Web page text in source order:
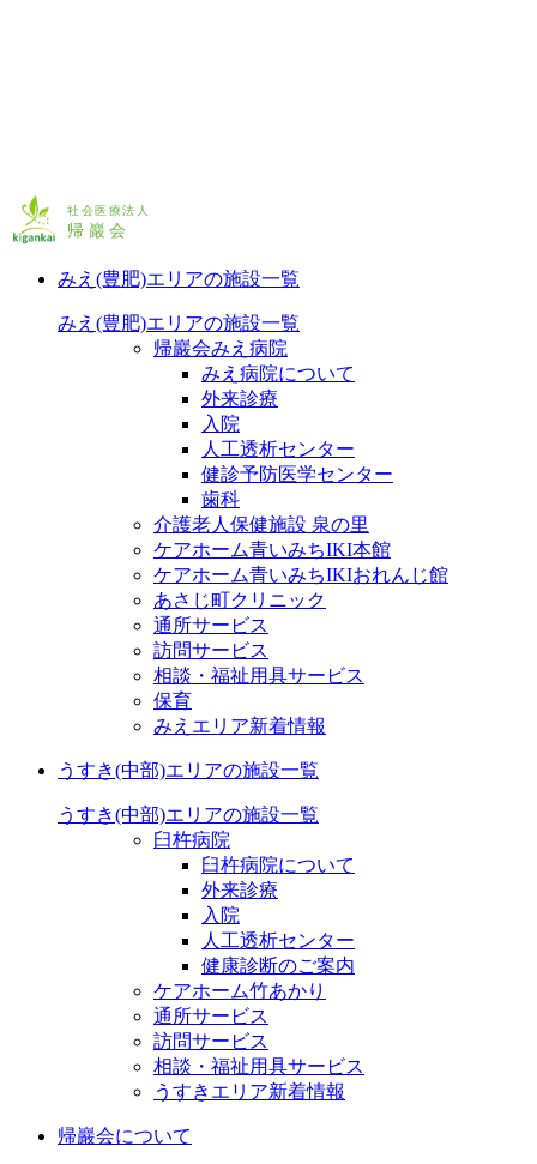
みえ(豊肥)エリアの施設一覧
みえ(豊肥)エリアの施設一覧
帰巖会みえ病院
みえ病院について
外来診療
入院
人工透析センター
健診予防医学センター
歯科
介護老人保健施設 泉の里
ケアホーム青いみちIKI本館
ケアホーム青いみちIKIおれんじ館
あさじ町クリニック
通所サービス
訪問サービス
相談・福祉用具サービス
保育
みえエリア新着情報
うすき(中部)エリアの施設一覧
うすき(中部)エリアの施設一覧
臼杵病院
臼杵病院について
外来診療
入院
人工透析センター
健康診断のご案内
ケアホーム竹あかり
通所サービス
訪問サービス
相談・福祉用具サービス
うすきエリア新着情報
帰巖会について